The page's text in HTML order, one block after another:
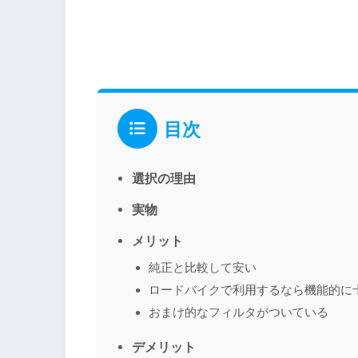
目次
選択の理由
実物
メリット
純正と比較して安い
ロードバイクで利用するなら機能的に
おまけ的なフィルタがついている
デメリット